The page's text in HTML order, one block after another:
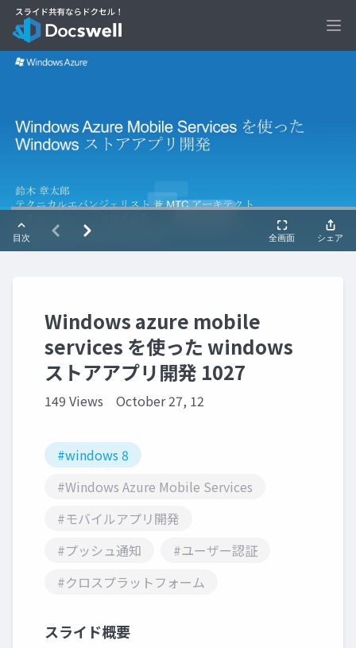
Windows azure mobile
services を使った windows
ストアアプリ開発 1027
149 Views October 27, 12
#windows 8
#Windows Azure Mobile Services
#モバイルアプリ開発
#プッシュ通知
#ユーザー認証
#クロスプラットフォーム
スライド概要